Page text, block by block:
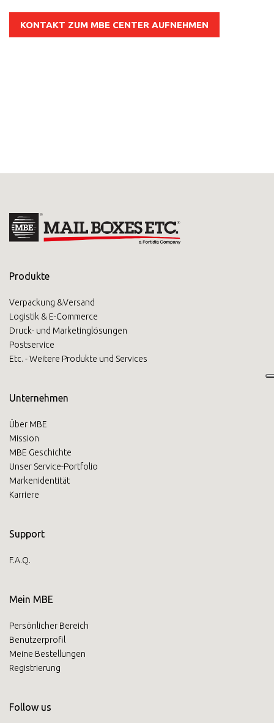
KONTAKT ZUM MBE CENTER AUFNEHMEN
Produkte
Verpackung &Versand
Logistik & E-Commerce
Druck- und Marketinglösungen
Postservice
Etc. - Weitere Produkte und Services
Unternehmen
Über MBE
Mission
MBE Geschichte
Unser Service-Portfolio
Markenidentität
Karriere
Support
F.A.Q.
Mein MBE
Persönlicher Bereich
Benutzerprofil
Meine Bestellungen
Registrierung
Follow us